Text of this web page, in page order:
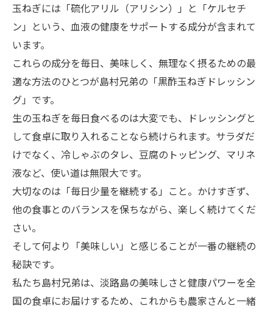
玉ねぎには「硫化アリル（アリシン）」と「ケルセチ
ン」という、血液の健康をサポートする成分が含まれて
います。
これらの成分を毎日、美味しく、無理なく摂るための最
適な方法のひとつが島村兄弟の「黒酢玉ねぎドレッシン
グ」です。
生の玉ねぎを毎日食べるのは大変でも、ドレッシングと
して食卓に取り入れることなら続けられます。サラダだ
けでなく、冷しゃぶのタレ、豆腐のトッピング、マリネ
液など、使い道は無限大です。
大切なのは「毎日少量を継続する」こと。かけすぎず、
他の食事とのバランスを保ちながら、楽しく続けてくだ
さい。
そして何より「美味しい」と感じることが一番の継続の
秘訣です。
私たち島村兄弟は、淡路島の美味しさと健康パワーを全
国の食卓にお届けするため、これからも農家さんと一緒